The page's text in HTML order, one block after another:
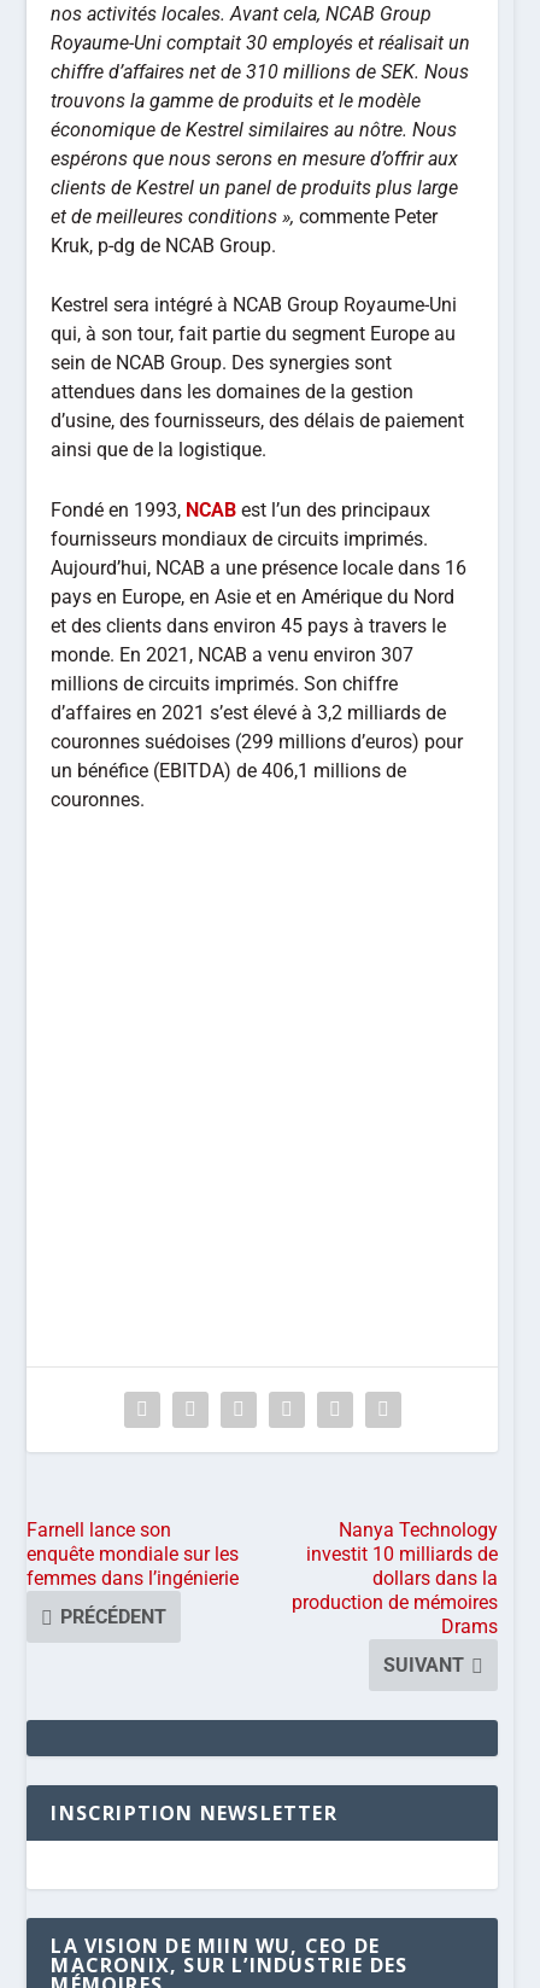
nos activités locales. Avant cela, NCAB Group
Royaume-Uni comptait 30 employés et réalisait un
chiffre d’affaires net de 310 millions de SEK. Nous
trouvons la gamme de produits et le modèle
économique de Kestrel similaires au nôtre. Nous
espérons que nous serons en mesure d’offrir aux
clients de Kestrel un panel de produits plus large
et de meilleures conditions », commente Peter
Kruk, p-dg de NCAB Group.
Kestrel sera intégré à NCAB Group Royaume-Uni
qui, à son tour, fait partie du segment Europe au
sein de NCAB Group. Des synergies sont
attendues dans les domaines de la gestion
d’usine, des fournisseurs, des délais de paiement
ainsi que de la logistique.
Fondé en 1993, NCAB est l’un des principaux
fournisseurs mondiaux de circuits imprimés.
Aujourd’hui, NCAB a une présence locale dans 16
pays en Europe, en Asie et en Amérique du Nord
et des clients dans environ 45 pays à travers le
monde. En 2021, NCAB a venu environ 307
millions de circuits imprimés. Son chiffre
d’affaires en 2021 s’est élevé à 3,2 milliards de
couronnes suédoises (299 millions d’euros) pour
un bénéfice (EBITDA) de 406,1 millions de
couronnes.
Farnell lance son
enquête mondiale sur les
femmes dans l’ingénierie
PRÉCÉDENT
Nanya Technology
investit 10 milliards de
dollars dans la
production de mémoires
Drams
SUIVANT
INSCRIPTION NEWSLETTER
LA VISION DE MIIN WU, CEO DE
MACRONIX, SUR L’INDUSTRIE DES